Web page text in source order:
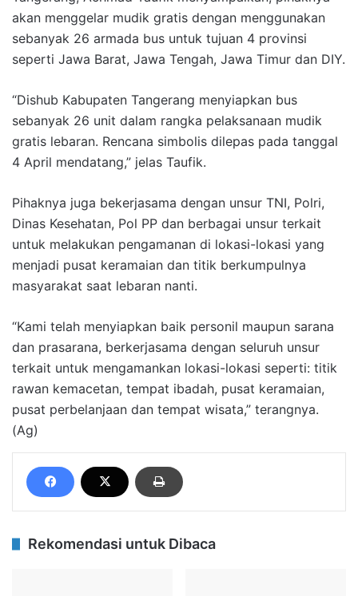
akan menggelar mudik gratis dengan menggunakan
sebanyak 26 armada bus untuk tujuan 4 provinsi
seperti Jawa Barat, Jawa Tengah, Jawa Timur dan DIY.
“Dishub Kabupaten Tangerang menyiapkan bus
sebanyak 26 unit dalam rangka pelaksanaan mudik
gratis lebaran. Rencana simbolis dilepas pada tanggal
4 April mendatang,” jelas Taufik.
Pihaknya juga bekerjasama dengan unsur TNI, Polri,
Dinas Kesehatan, Pol PP dan berbagai unsur terkait
untuk melakukan pengamanan di lokasi-lokasi yang
menjadi pusat keramaian dan titik berkumpulnya
masyarakat saat lebaran nanti.
“Kami telah menyiapkan baik personil maupun sarana
dan prasarana, berkerjasama dengan seluruh unsur
terkait untuk mengamankan lokasi-lokasi seperti: titik
rawan kemacetan, tempat ibadah, pusat keramaian,
pusat perbelanjaan dan tempat wisata,” terangnya.
(Ag)
Rekomendasi untuk Dibaca